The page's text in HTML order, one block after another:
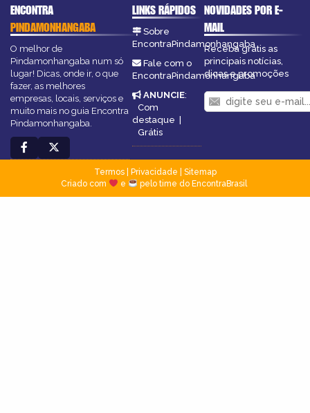
ENCONTRA
PINDAMONHANGABA
O melhor de
Pindamonhangaba num só
lugar! Dicas, onde ir, o que
fazer, as melhores
empresas, locais, serviços e
muito mais no guia Encontra
Pindamonhangaba.
LINKS RÁPIDOS
Sobre
EncontraPindamonhangaba
Fale com o
EncontraPindamonhangaba
ANUNCIE:
Com
destaque |
Grátis
NOVIDADES POR E-
MAIL
Receba grátis as
principais notícias,
dicas e promoções
Termos| Privacidade
Sitemap
Criado com
e pelo time do EncontraBrasil